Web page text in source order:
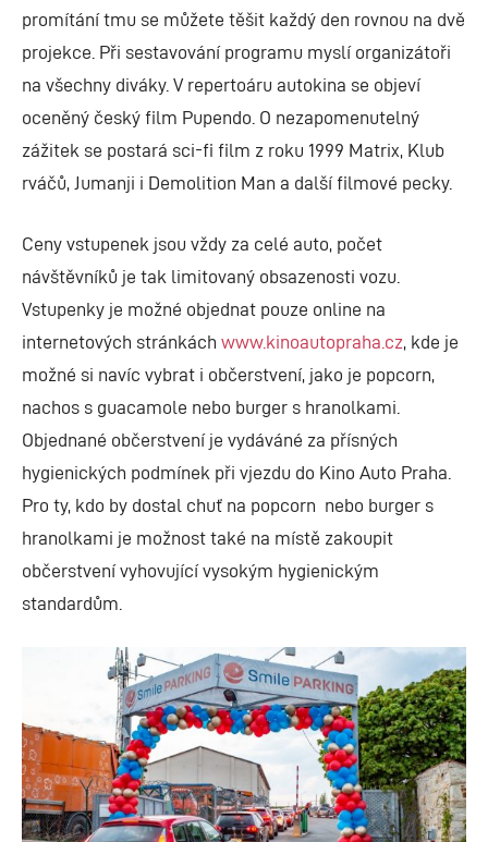
promítání tmu se můžete těšit každý den rovnou na dvě
projekce. Při sestavování programu myslí organizátoři
na všechny diváky. V repertoáru autokina se objeví
oceněný český film Pupendo. O nezapomenutelný
zážitek se postará sci-fi film z roku 1999 Matrix, Klub
rváčů, Jumanji i Demolition Man a další filmové pecky.
Ceny vstupenek jsou vždy za celé auto, počet
návštěvníků je tak limitovaný obsazenosti vozu.
Vstupenky je možné objednat pouze online na
internetových stránkách www.kinoautopraha.cz, kde je
možné si navíc vybrat i občerstvení, jako je popcorn,
nachos s guacamole nebo burger s hranolkami.
Objednané občerstvení je vydáváné za přísných
hygienických podmínek při vjezdu do Kino Auto Praha.
Pro ty, kdo by dostal chuť na popcorn nebo burger s
hranolkami je možnost také na místě zakoupit
občerstvení vyhovující vysokým hygienickým
standardům.